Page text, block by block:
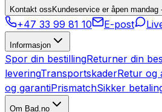
Kontakt oss Kundeservice er åpen
+47 33 99 81 10 E-post
Informasjon
Spor din bestillingReturner din
leveringTransportskaderRetur og
og garantiPrismatchSikker
Om Bad.no